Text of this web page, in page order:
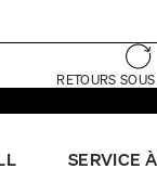
RETOURS
SERVICE